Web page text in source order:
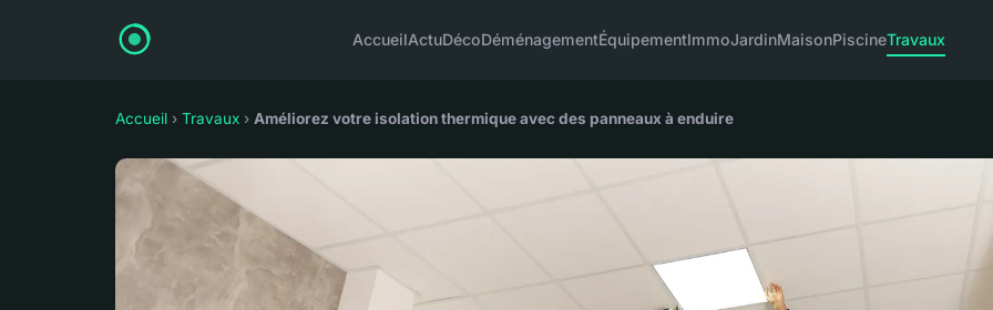
AccueilActuDécoDéménagementÉquipementImmoJardinMaisonPiscineTravaux
Accueil › Travaux › Améliorez votre isolation thermique avec des panneaux à enduire